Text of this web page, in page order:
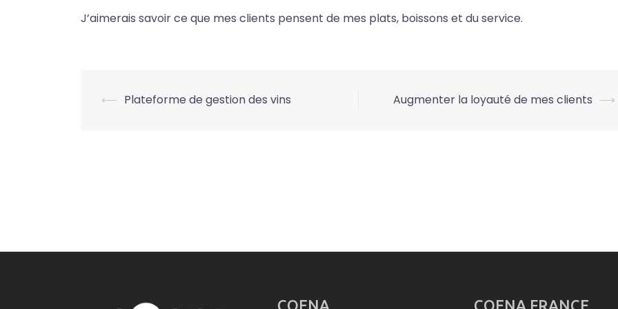
J’aimerais savoir ce que mes clients pensent de mes plats, boissons et du service.
Post
⟵ Plateforme de gestion des vins Augmenter la loyauté de mes clients ⟶
COENA COENA FRANCE